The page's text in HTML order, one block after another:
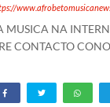
MUSICA NA
CONTACTO